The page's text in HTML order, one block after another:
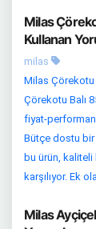
Milas
Kullanan
milas
Milas Çörekotu
Çörekotu Balı
fiyat-
Bütçe dostu
bu ürün,
karşılıyor. Ek
Milas